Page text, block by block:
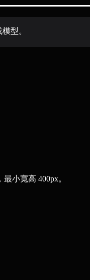
型。
小寬高 400px。